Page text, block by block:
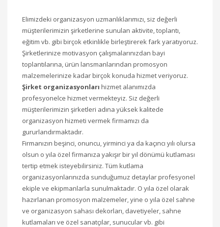
Elimizdeki organizasyon uzmanlıklarımızı, siz değerli
müşterilerimizin şirketlerine sunulan aktivite, toplantı,
eğitim vb. gibi birçok etkinlikle birleştirerek fark yaratıyoruz.
Şirketlerinize motivasyon çalışmalarınızdan bayi
toplantılarına, ürün lansmanlarından promosyon
malzemelerinize kadar birçok konuda hizmet veriyoruz.
Şirket organizasyonları hizmet alanımızda
profesyonelce hizmet vermekteyiz. Siz değerli
müşterilerimizin şirketleri adına yüksek kalitede
organizasyon hizmeti vermek firmamızı da
gururlandırmaktadır.
Firmanızın beşinci, onuncu, yirminci ya da kaçıncı yılı olursa
olsun o yıla özel firmanıza yakışır bir yıl dönümü kutlaması
tertip etmek isteyebilirsiniz. Tüm kutlama
organizasyonlarınızda sunduğumuz detaylar profesyonel
ekiple ve ekipmanlarla sunulmaktadır. O yıla özel olarak
hazırlanan promosyon malzemeler, yine o yıla özel sahne
ve organizasyon sahası dekorları, davetiyeler, sahne
kutlamaları ve özel sanatçılar, sunucular vb. gibi